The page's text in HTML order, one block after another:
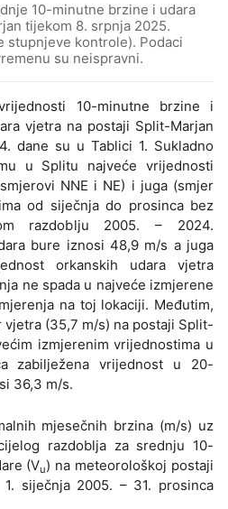
10-minutne brzine i udara
tijekom 8. srpnja 2025.
stupnjeve kontrole). Podaci
su neispravni.
10-minutne brzine i
vjetra na postaji Split-Marjan
dane su u Tablici 1. Sukladno
u Splitu najveće vrijednosti
NNE i NE) i juga (smjer
od siječnja do prosinca bez
razdoblju 2005. – 2024.
bure iznosi 48,9 m/s a juga
orkanskih udara vjetra
ne spada u najveće izmjerene
na toj lokaciji. Međutim,
(35,7 m/s) na postaji Split-
izmjerenim vrijednostima u
zabilježena vrijednost u 20-
36,3 m/s.
mjesečnih brzina (m/s) uz
razdoblja za srednju 10-
(Vu) na meteorološkoj postaji
siječnja 2005. – 31. prosinca